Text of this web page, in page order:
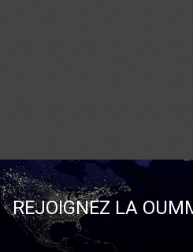
REJOIGNEZ LA